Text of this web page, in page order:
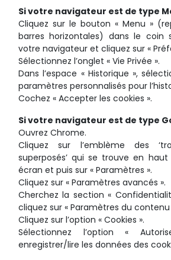
Si votre navigateur est de type
Cliquez sur le bouton « Menu »
barres horizontales) dans le coin
votre navigateur et cliquez sur «
Sélectionnez l’onglet « Vie Privée ».
Dans l’espace « Historique »,
paramètres personnalisés pour
Cochez « Accepter les cookies ».
Si votre navigateur est de type
Ouvrez Chrome.
Cliquez sur l’emblème des
superposés’ qui se trouve en
écran et puis sur « Paramètres ».
Cliquez sur « Paramètres avancés ».
Cherchez la section «
cliquez sur « Paramètres du contenu
Cliquez sur l’option « Cookies ».
Sélectionnez l’option «
enregistrer/lire les données des